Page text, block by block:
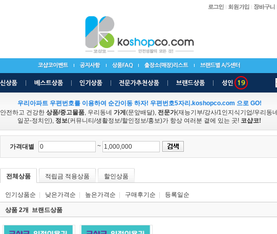
우리아파트 우편번호를 이용하여 순간이동 하자! 우편번호5자리.koshopco.com 으로 GO!
안전하고 건강한 상품/중고물품, 우리동네 가게 (문앞배달), 전문가(재능기부/강사/1인지식기업/우리동네
일꾼-정치인), 정보(커뮤니티/생활정보/할인정보/홍보)가 항상 여러분 곁에 있는 곳! 코샵코!
가격대별 ~
전체상품 적립금 적용상품 할인상품
인기상품순 낮은가격순 높은가격순 구매후기순 등록일순
상품 2개 브랜드상품